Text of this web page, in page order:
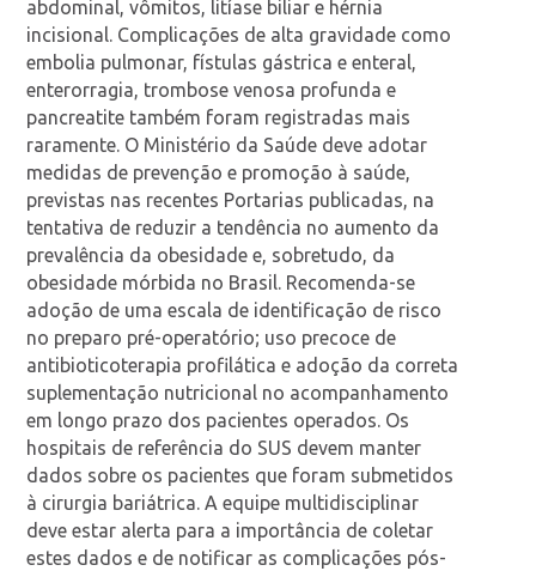
abdominal, vômitos, litíase biliar e hérnia
incisional. Complicações de alta gravidade como
embolia pulmonar, fístulas gástrica e enteral,
enterorragia, trombose venosa profunda e
pancreatite também foram registradas mais
raramente. O Ministério da Saúde deve adotar
medidas de prevenção e promoção à saúde,
previstas nas recentes Portarias publicadas, na
tentativa de reduzir a tendência no aumento da
prevalência da obesidade e, sobretudo, da
obesidade mórbida no Brasil. Recomenda-se
adoção de uma escala de identificação de risco
no preparo pré-operatório; uso precoce de
antibioticoterapia profilática e adoção da correta
suplementação nutricional no acompanhamento
em longo prazo dos pacientes operados. Os
hospitais de referência do SUS devem manter
dados sobre os pacientes que foram submetidos
à cirurgia bariátrica. A equipe multidisciplinar
deve estar alerta para a importância de coletar
estes dados e de notificar as complicações pós-